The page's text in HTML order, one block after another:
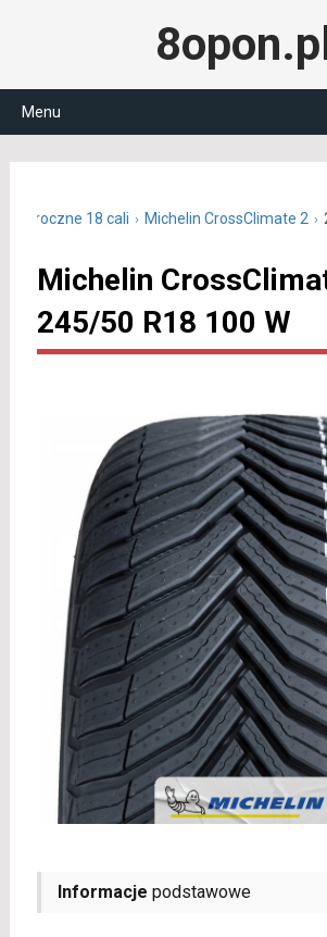
8opon.pl
Menu
całoroczne 18 cali Michelin CrossClimate 2
Michelin
245/50 R18 100 W
Informacje podstawowe